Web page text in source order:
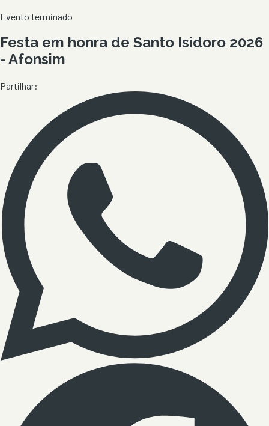
Evento terminado
Festa em honra de Santo Isidoro 2026
- Afonsim
Partilhar: